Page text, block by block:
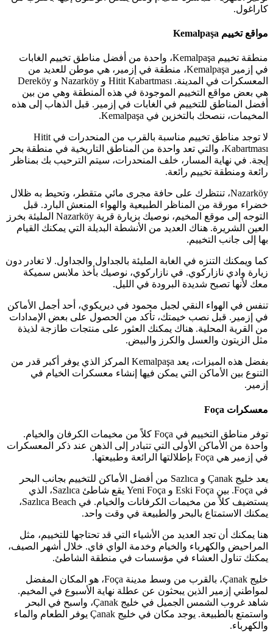
كاراغول.
مواقع تخييم Kemalpaşa
منطقة تخييم Kemalpaşa، واحدة من أفضل مناطق تخييم الغابات
في إزمير Kemalpaşa، منطقة في إزمير، هي موطن للعديد من
المعسكرات في المدينة. Hitit Kabartması و Nazarköy و Dereköy
هي بعض مواقع التخييم الموجودة في هذه المنطقة وهي من بين
أفضل المناطق للتخييم في الغابات في إزمير. قبل الذهاب إلى هذه
المخيمات، ننصحك بالتخزين في Kemalpaşa.
لا توجد مناطق تخييم مناسبة بالقرب من المنحدرات في Hitit
Kabartması، والتي تعد واحدة من المناطق التاريخية في منطقة بحر
إيجة. في نهاية المسار، خلف المنحدرات، سيتم الترحيب بك بمناظر
رائعة ومنطقة تخييم رائعة.
Nazarköy، تنتظرك على حافة مجرى مائي متقطر، وتحيط به ظلال
خضراء مورقة من المناظر الطبيعية والهواء المنعش البارد. قبل
التوجه إلى موقع المخيم، نوصيك بزيارة قرية Nazarköy المليئة بخرز
العين الشريرة. هناك العديد من الأنشطة البديلة التي يمكنك القيام
بها إلى جانب التخييم.
كما ويمكنك التنزه في الغابة المليئة بالجداول والجداول. لا تغادر دون
زيارة وادي نازاركوي. في نازاركوي، نوصيك بأخذ ملابس سميكة
معك لأنها تصبح شديدة البرودة في الليل.
تنفس في الهواء النقي لجبل محمود في ديريكوي، أحد أجمل الأماكن
في إزمير. قبل نصب خيمتك، تأكد من الحصول على بعض الإمدادات
من القرية المحلية. هناك يمكنك العثور على منتجات طازجة لذيذة
مثل الزيتون والعسل والكرز والبيض.
بفضل هذه الميزات، يعد Kemalpaşa المركز الذي يوفر أكبر قدر من
التنوع بين الأماكن التي يمكن فيها إنشاء معسكرات الخيام في
إزمير.
معسكرات Foça
توفر مناطق التخييم في Foça كلاً من مخيمات الكرفان والخيام.
واحدة من الأماكن الأولى التي تتبادر إلى الذهن عند ذكر المعسكرات
في إزمير هي Foça بإطلالتها الرائعة وطبيعتها.
يعد خليج Çanak و Sazlıca من أفضل الأماكن للتخييم بجانب البحر
في Foça. بين Eski Foça و Yeni Foça يقع شاطئ Sazlıca، الذي
يستضيف كلاً من مخيمات الكرفانات والخيام. في Sazlıca Beach،
يمكنك الاستمتاع بالبحر والطبيعة في وقت واحد.
هنا يمكنك أن تجد العديد من الأشياء التي قد تحتاجها للتخييم، مثل
المراحيض والكهرباء والخيام وخدمة الواي فاي. خلال أشهر الصيف،
يمكنك تناول العشاء في مؤسسات في منطقة الشاطئ.
خليج Çanak، بالقرب من وسط مدينة Foça، هو المكان المفضل
لمواطني إزمير الذين يبحثون عن عطلة نهاية الأسبوع في المخيم.
شاهد غروب الشمس الجميل في خليج Çanak، واسبح في البحر
واستمتع بالطبيعة. يوجد مكان في خليج Çanak يوفر الطعام والماء
والكهرباء.